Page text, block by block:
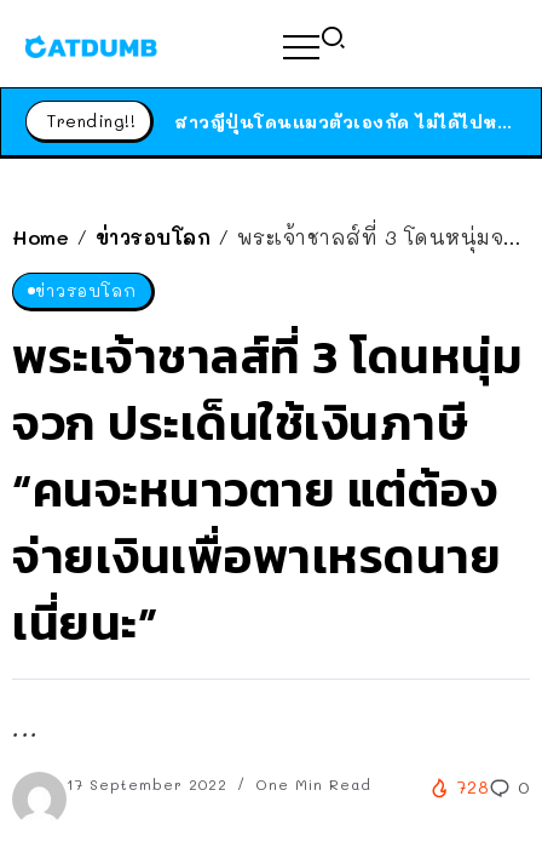
Trending!! ได้เวลาเด็กหนวดรวมตัว RF Online Next เปิดให้เล่นแล้ว เกม Sci-Fi MMORPG ระดับตำนาน เล่นได้ทั้งมือถือและ PC
Home / ข่าวรอบโลก / พระเจ้าชาลส์ที่ 3 โดนหนุ่มจวก ประเด็นใช้เงินภาษี “คนจะหนาวตาย แต่ต้องจ่ายเงินเพื่อพาเหรดนายเนี่ยนะ”
ข่าวรอบโลก
พระเจ้าชาลส์ที่ 3 โดนหนุ่ม
จวก ประเด็นใช้เงินภาษี
“คนจะหนาวตาย แต่ต้อง
จ่ายเงินเพื่อพาเหรดนาย
เนี่ยนะ”
...
17 September 2022 One Min Read 728 0